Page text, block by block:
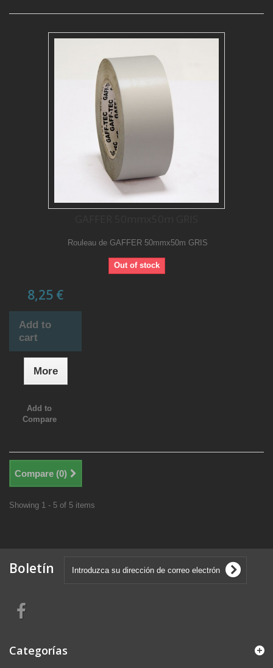
Rouleau de GAFFER 50mmx50m GRIS
Out of stock
8,25 €
Add to
cart
More
Add to
Compare
Compare (0)
Showing 1 - 5 of 5 items
Boletín
Categorías